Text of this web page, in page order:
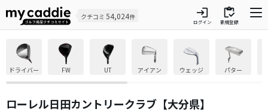
クチコミ 54,024件 login
ログイン
inventory
新規登録
ドライバー FW UT アイアン ウェッジ パター
ローレル日田カントリークラブ【大分県】